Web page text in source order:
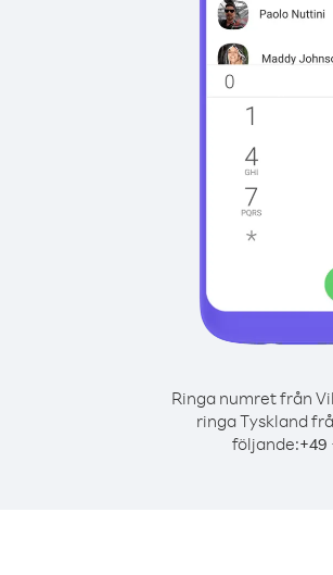
Ringa numret från
ringa Tyskland
följande:+49